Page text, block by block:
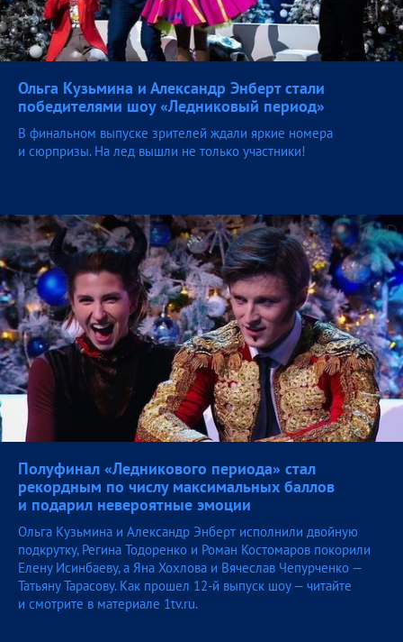
Ольга Кузьмина и Александр Энберт стали
победителями шоу «Ледниковый период»
В финальном выпуске зрителей ждали яркие номера
и сюрпризы. На лед вышли не только участники!
Полуфинал «Ледникового периода» стал
рекордным по числу максимальных баллов
и подарил невероятные эмоции
Ольга Кузьмина и Александр Энберт исполнили двойную
подкрутку, Регина Тодоренко и Роман Костомаров покорили
Елену Исинбаеву, а Яна Хохлова и Вячеслав Чепурченко —
Татьяну Тарасову. Как прошел 12-й выпуск шоу — читайте
и смотрите в материале 1tv.ru.